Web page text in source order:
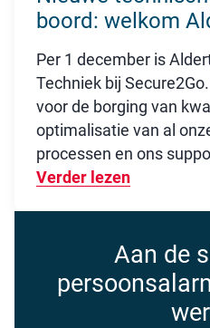
boord: welkom
Per 1 december is
Techniek bij
voor de borging van
optimalisatie van al
processen en ons
Verder lezen
Aan de